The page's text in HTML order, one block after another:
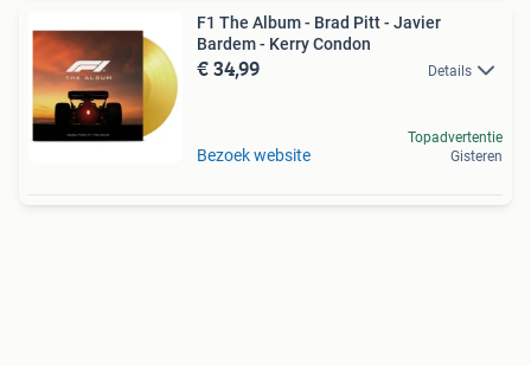
F1 The Album - Brad Pitt - Javier
Bardem - Kerry Condon
€ 34,99 Details
Bezoek website
Topadvertentie
Gisteren